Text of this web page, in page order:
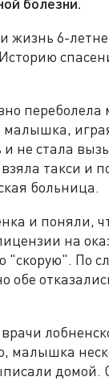
6-
переболела
малышка,
и не стала
такси и
больница.
и поняли,
на
"скорую". По
врачи
домой.